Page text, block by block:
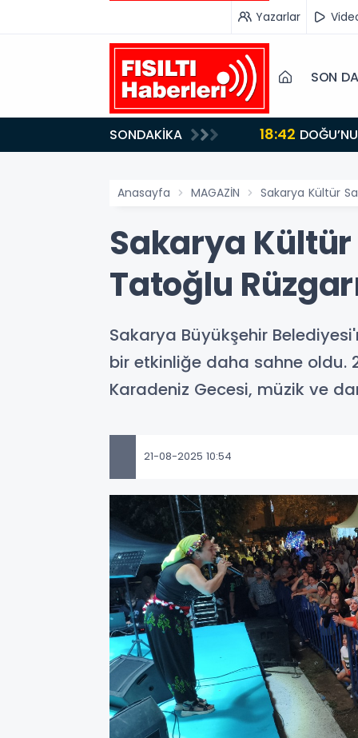
Yazarlar
SON
SONDAKİKA 18:42
KÜLTÜRÜNÜN
Anasayfa MAGAZİN Sakarya Kültür
Sakarya
Tatoğlu
Sakarya Büyükşehir
bir etkinliğe daha sahne oldu.
Karadeniz Gecesi, müzik ve
21-08-2025 10:54